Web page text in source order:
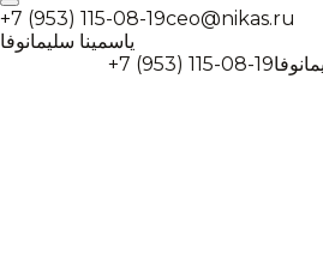
+7 (953) 115-08-19ceo@nikas.ru
ياسمينا سليمانوفا
+7 (953) 115-08-19